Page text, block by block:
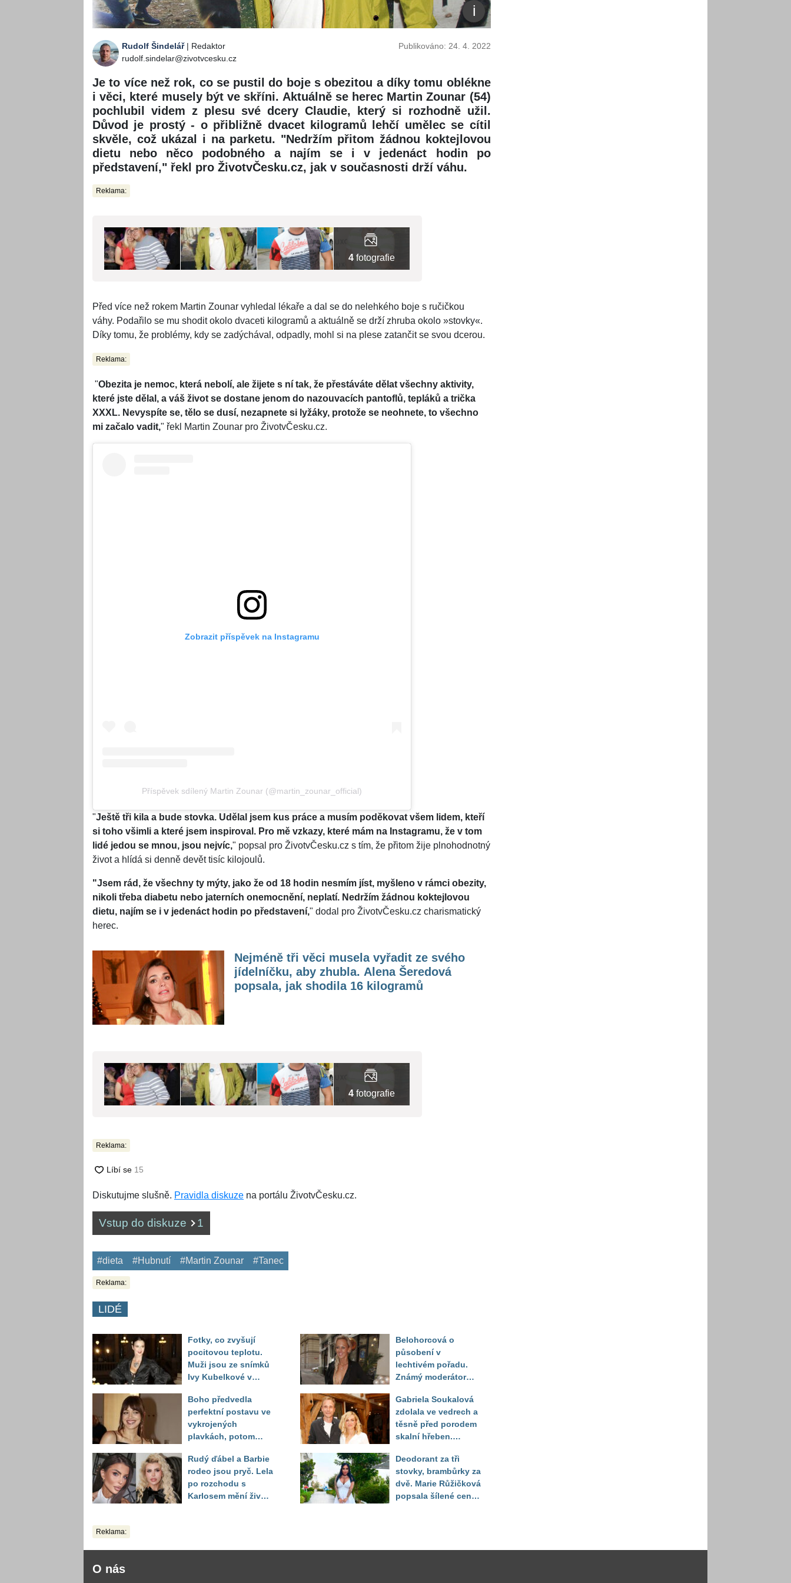
Rudolf Šindelář| Redaktor
rudolf.sindelar@zivotvcesku.cz
Publikováno: 24. 4. 2022
Je to více než rok, co se pustil do boje s obezitou a díky tomu oblékne
i věci, které musely být ve skříni. Aktuálně se herec Martin Zounar (54)
pochlubil videm z plesu své dcery Claudie, který si rozhodně užil.
Důvod je prostý - o přibližně dvacet kilogramů lehčí umělec se cítil
skvěle, což ukázal i na parketu. "Nedržím přitom žádnou koktejlovou
dietu nebo něco podobného a najím se i v jedenáct hodin po
představení," řekl pro ŽivotvČesku.cz, jak v současnosti drží váhu.
Reklama:
4 fotografie
Před více než rokem Martin Zounar vyhledal lékaře a dal se do nelehkého boje s ručičkou
váhy. Podařilo se mu shodit okolo dvaceti kilogramů a aktuálně se drží zhruba okolo »stovky«.
Díky tomu, že problémy, kdy se zadýchával, odpadly, mohl si na plese zatančit se svou dcerou.
Reklama:
"Obezita je nemoc, která nebolí, ale žijete s ní tak, že přestáváte dělat všechny aktivity,
které jste dělal, a váš život se dostane jenom do nazouvacích pantoflů, tepláků a trička
XXXL. Nevyspíte se, tělo se dusí, nezapnete si lyžáky, protože se neohnete, to všechno
mi začalo vadit," řekl Martin Zounar pro ŽivotvČesku.cz.
Zobrazit příspěvek na Instagramu
Příspěvek sdílený Martin Zounar (@martin_zounar_official)
"Ještě tři kila a bude stovka. Udělal jsem kus práce a musím poděkovat všem lidem, kteří
si toho všimli a které jsem inspiroval. Pro mě vzkazy, které mám na Instagramu, že v tom
lidé jedou se mnou, jsou nejvíc," popsal pro ŽivotvČesku.cz s tím, že přitom žije plnohodnotný
život a hlídá si denně devět tisíc kilojoulů.
"Jsem rád, že všechny ty mýty, jako že od 18 hodin nesmím jíst, myšleno v rámci obezity,
nikoli třeba diabetu nebo jaterních onemocnění, neplatí. Nedržím žádnou koktejlovou
dietu, najím se i v jedenáct hodin po představení," dodal pro ŽivotvČesku.cz charismatický
herec.
Nejméně tři věci musela vyřadit ze svého
jídelníčku, aby zhubla. Alena Šeredová
popsala, jak shodila 16 kilogramů
4 fotografie
Reklama:
Diskutujme slušně. Pravidla diskuze na portálu ŽivotvČesku.cz.
Vstup do diskuze 1
#dieta #Hubnutí #Martin Zounar #Tanec
Reklama:
LIDÉ
Fotky, co zvyšují
pocitovou teplotu.
Muži jsou ze snímků
Ivy Kubelkové v
Boho předvedla
perfektní postavu ve
vykrojených
plavkách, potom
těla
Rudý ďábel a Barbie
rodeo jsou pryč. Lela
po rozchodu s
Karlosem mění život i
Belohorcová o
působení v
lechtivém pořadu.
Známý moderátor
sledoval pod dekou
Gabriela Soukalová
zdolala ve vedrech a
těsně před porodem
skalní hřeben.
snést "těhuli"
Deodorant za tři
stovky, brambůrky za
dvě. Marie Růžičková
popsala šílené ceny
Reklama:
O nás